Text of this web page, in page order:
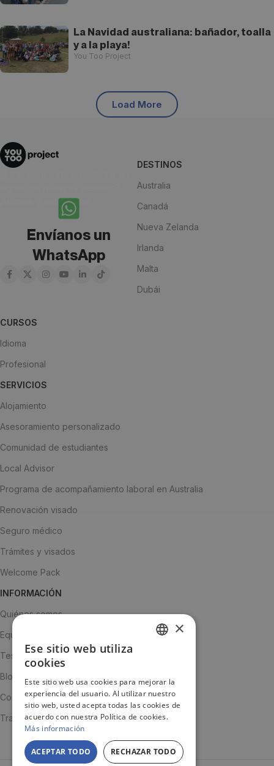
La Navidad australiana: bañador, toalla
y a la playa!
You Too Project
Load More
¡Anímate y escríbenos!
Envíanos un
WhatsApp
DESTINOS
Australia
Canadá
Nueva Zelanda
Irlanda
Malta
Dubái
CURSOS
Idioma
Profesional
SERVICIOS
Alojamiento
Asesoramiento personalizado
Comunidad de estudiantes
Local Advisor
Programa de acompañamiento laboral en Australia
Renovación visado
Seguro médico
Trámites y visados
Welcome Pack
INFORMACIÓN
Quiénes somos
Equipo
Testimonios
Blog
Contacto
Trabaja con nosotros
JA
×
Ese sitio web utiliza
cookies
Este sitio web usa cookies para mejorar la
experiencia del usuario. Al utilizar nuestro
sitio web, usted acepta todas las cookies de
acuerdo con nuestra Política de cookies.
Más información
ACEPTAR TODO RECHAZAR TODO